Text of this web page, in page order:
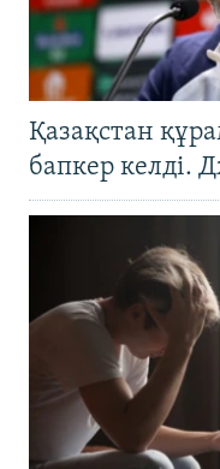
Қазақстан
бапкер келді.